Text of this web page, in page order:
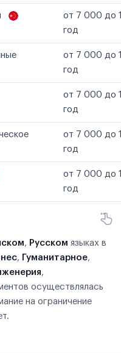
от 7 000 до
год
от 7 000 до
год
от 7 000 до
год
от 7 000 до
год
от 7 000 до
год
, Русском языках в
, Гуманитарное,
,
осуществлялась
на ограничение